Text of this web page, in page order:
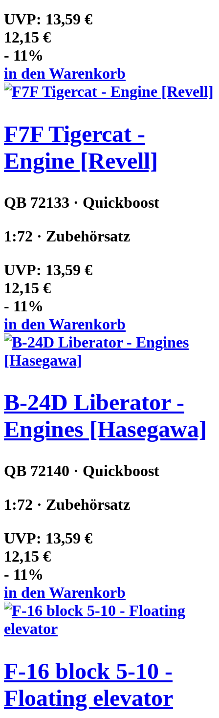
UVP: 13,59 €
12,15 €
- 11%
in den Warenkorb
F7F Tigercat -
Engine [Revell]
QB 72133 · Quickboost
1:72 · Zubehörsatz
UVP: 13,59 €
12,15 €
- 11%
in den Warenkorb
B-24D Liberator -
Engines [Hasegawa]
QB 72140 · Quickboost
1:72 · Zubehörsatz
UVP: 13,59 €
12,15 €
- 11%
in den Warenkorb
F-16 block 5-10 -
Floating elevator